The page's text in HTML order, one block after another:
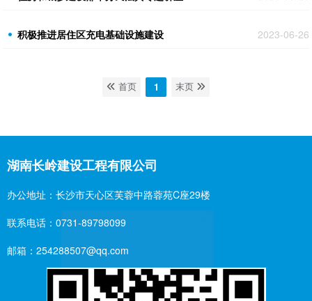
积极推进居住区充电基础设施建设 2023-06-26
首页 1 末页
湖南长岭建设工程有限公司
办公地址：长沙市天心区芙蓉中路蓉苑C座29楼
联系电话：0731-89798099
邮箱：254288507@qq.com